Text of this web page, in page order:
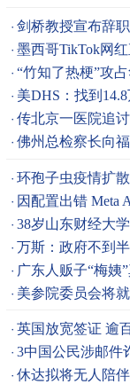
剑桥教授宣布辞
墨西哥TikTok网
“竹知了热梗”攻
美DHS：找到
传北京一医院追
佛州总检察长向
环孢子虫疫情扩
因配置出错 Meta
38岁山东财经大
万斯：政府不到
广东人贩子“梅姨
美参院委员会将
英国放宽签证 逾
3中国公民涉邮件
休达拟将无人陪